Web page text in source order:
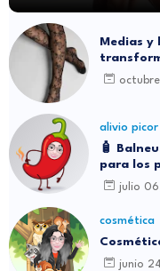
Medias
alivio picor
🧴
para los
julio
cosmética
junio